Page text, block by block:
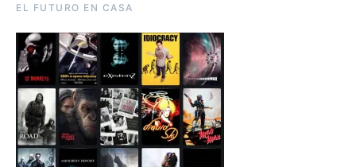
EL FUTURO EN CASA